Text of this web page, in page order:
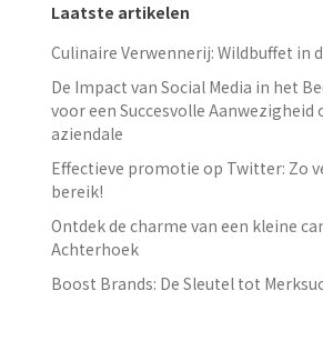
Laatste artikelen
Culinaire Verwennerij: Wildbuffet in
De Impact van Social Media in het
voor een Succesvolle Aanwezigheid
aziendale
Effectieve promotie op Twitter: Zo
bereik!
Ontdek de charme van een kleine
Achterhoek
Boost Brands: De Sleutel tot